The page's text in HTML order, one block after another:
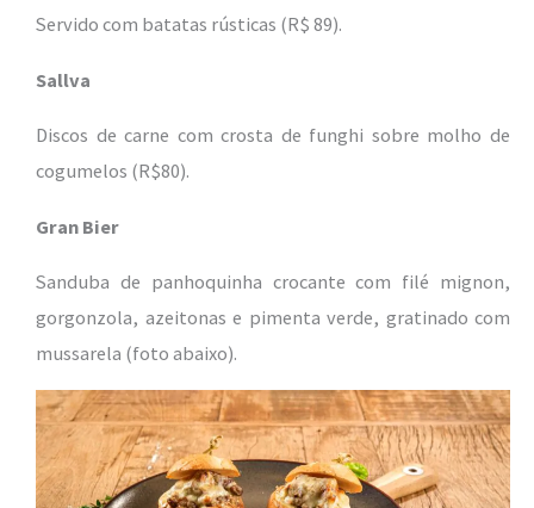
Servido com batatas rústicas (R$ 89).
Sallva
Discos de carne com crosta de funghi sobre molho de
cogumelos (R$80).
Gran Bier
Sanduba de panhoquinha crocante com filé mignon,
gorgonzola, azeitonas e pimenta verde, gratinado com
mussarela (foto abaixo).